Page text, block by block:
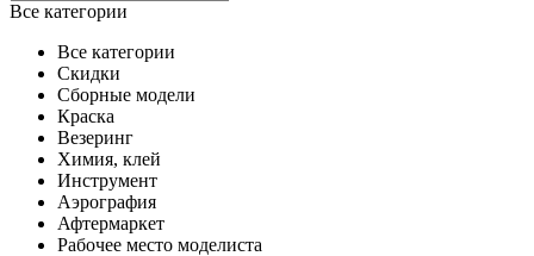
Все категории
Все категории
Скидки
Сборные модели
Краска
Везеринг
Химия, клей
Инструмент
Аэрография
Афтермаркет
Рабочее место моделиста